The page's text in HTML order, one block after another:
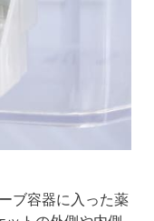
ブ容器に入った薬